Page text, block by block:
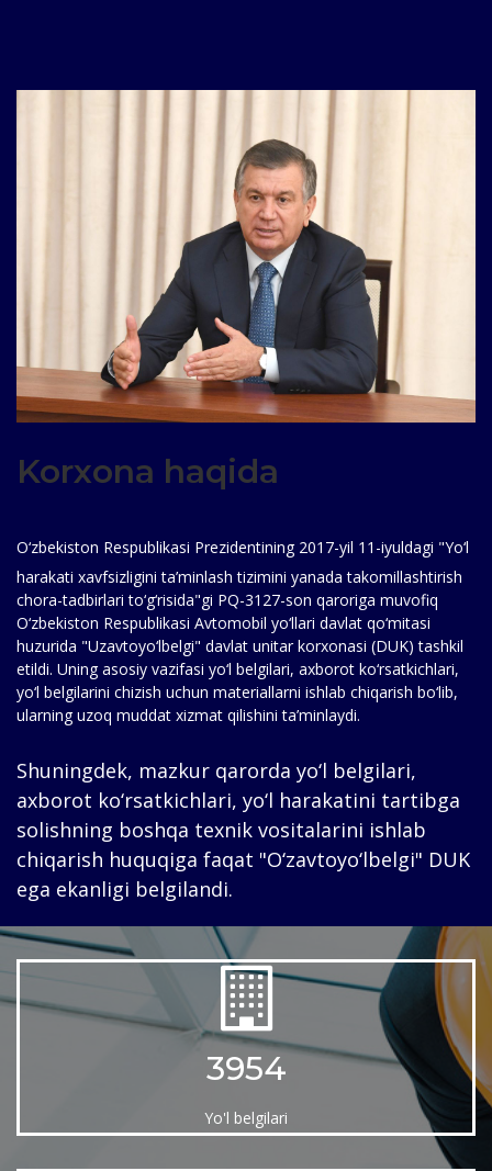
Korxona haqida
O‘zbekiston Respublikasi Prezidentining 2017-yil 11-iyuldagi "Yo‘l
harakati xavfsizligini ta’minlash tizimini yanada takomillashtirish
chora-tadbirlari to‘g‘risida"gi PQ-3127-son qaroriga muvofiq
O‘zbekiston Respublikasi Avtomobil yo‘llari davlat qo‘mitasi
huzurida "Uzavtoyo‘lbelgi" davlat unitar korxonasi (DUK) tashkil
etildi. Uning asosiy vazifasi yo‘l belgilari, axborot ko‘rsatkichlari,
yo‘l belgilarini chizish uchun materiallarni ishlab chiqarish bo‘lib,
ularning uzoq muddat xizmat qilishini ta’minlaydi.
Shuningdek, mazkur qarorda yo‘l belgilari,
axborot ko‘rsatkichlari, yo‘l harakatini tartibga
solishning boshqa texnik vositalarini ishlab
chiqarish huquqiga faqat "O‘zavtoyo‘lbelgi" DUK
ega ekanligi belgilandi.
3954
Yo'l belgilari